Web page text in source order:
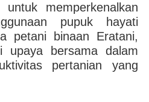
memperkenalkan
pupuk hayati
petani binaan Eratani,
upaya bersama dalam
pertanian yang